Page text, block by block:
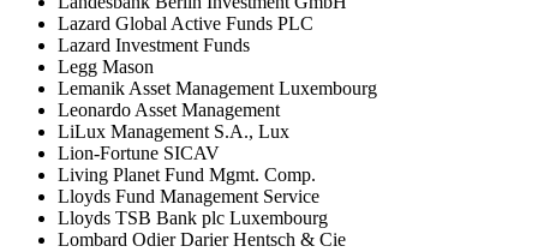
Lazard Global Active Funds PLC
Lazard Investment Funds
Legg Mason
Lemanik Asset Management Luxembourg
Leonardo Asset Management
LiLux Management S.A., Lux
Lion-Fortune SICAV
Living Planet Fund Mgmt. Comp.
Lloyds Fund Management Service
Lloyds TSB Bank plc Luxembourg
Lombard Odier Darier Hentsch & Cie